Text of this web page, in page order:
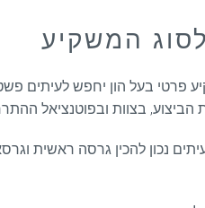
המשקיע
בעל הון יחפש לעיתים
הביצוע, בצוות ובפוטנציאל
נכון להכין גרסה ראשית